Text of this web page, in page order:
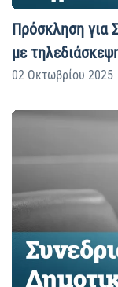
Πρόσκληση για
με
02 Οκτωβρίου 2025